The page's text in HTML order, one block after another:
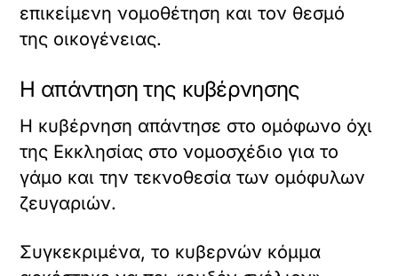
επικείμενη νομοθέτηση και τον θεσμό
της οικογένειας.
Η απάντηση της κυβέρνησης
Η κυβέρνηση απάντησε στο ομόφωνο όχι
της Εκκλησίας στο νομοσχέδιο για το
γάμο και την τεκνοθεσία των ομόφυλων
ζευγαριών.
Συγκεκριμένα, το κυβερνών κόμμα